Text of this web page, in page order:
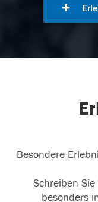
Besondere
Schreiben
besonders